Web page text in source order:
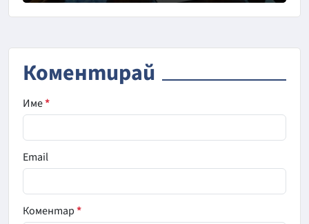
Коментирай
Име*
Email
Коментар*